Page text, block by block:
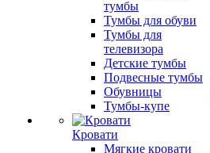
тумбы
Тумбы для обуви
Тумбы для
телевизора
Детские тумбы
Подвесные тумбы
Обувницы
Тумбы-купе
Кровати
Мягкие кровати